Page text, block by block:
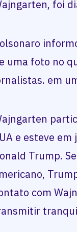
foi
uma foto no
em
e esteve
Trump.
com